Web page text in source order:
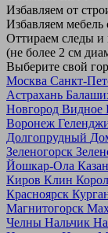
Избавляем от
Избавляем мебель
Оттираем следы и
(не более 2 см
Выберите свой
Москва Санкт-
Астрахань
Новгород Видное
Воронеж
Долгопрудный
Зеленогорск
Йошкар-Ола
Киров Клин
Красноярск
Магнитогорск
Челны Нальчик